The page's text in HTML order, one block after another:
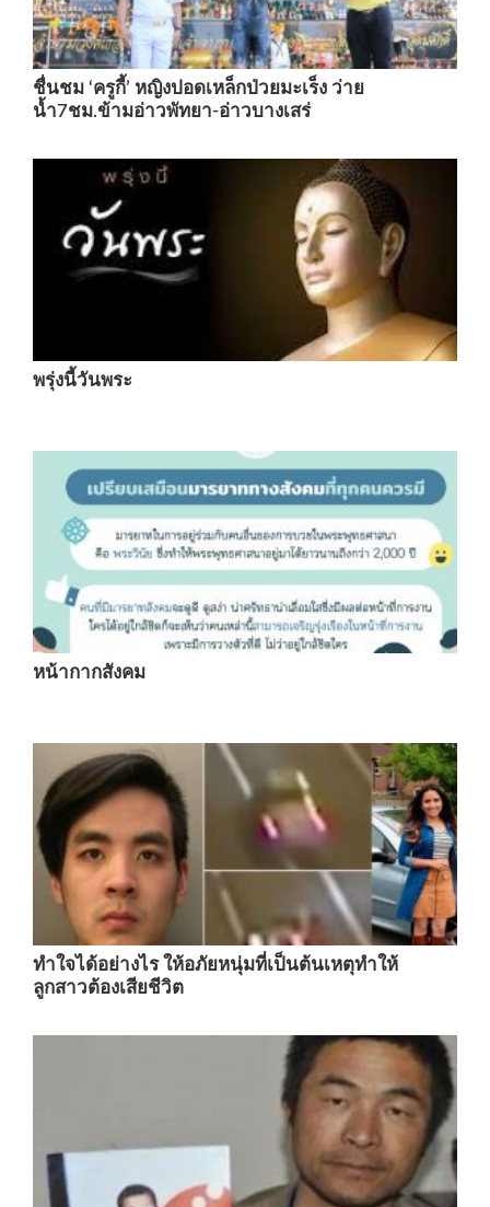
ชื่นชม ‘ครูกี้’ หญิงปอดเหล็กป่วยมะเร็ง ว่าย
น้ำ7ชม.ข้ามอ่าวพัทยา-อ่าวบางเสร่
พรุ่งนี้วันพระ
หน้ากากสังคม
ทำใจได้อย่างไร ให้อภัยหนุ่มที่เป็นต้นเหตุทำให้
ลูกสาวต้องเสียชีวิต